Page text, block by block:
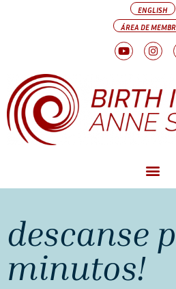
ENGLISH
ÁREA DE
descanse
minutos!